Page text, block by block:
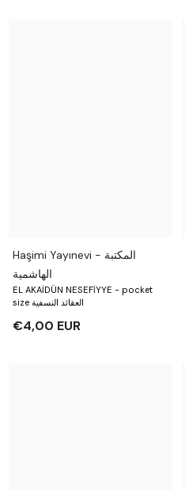
Haşimi Yayınevi - المكتبة
الهاشمية
EL AKAİDÜN NESEFİYYE - pocket
size العقائد النسفية
€4,00 EUR